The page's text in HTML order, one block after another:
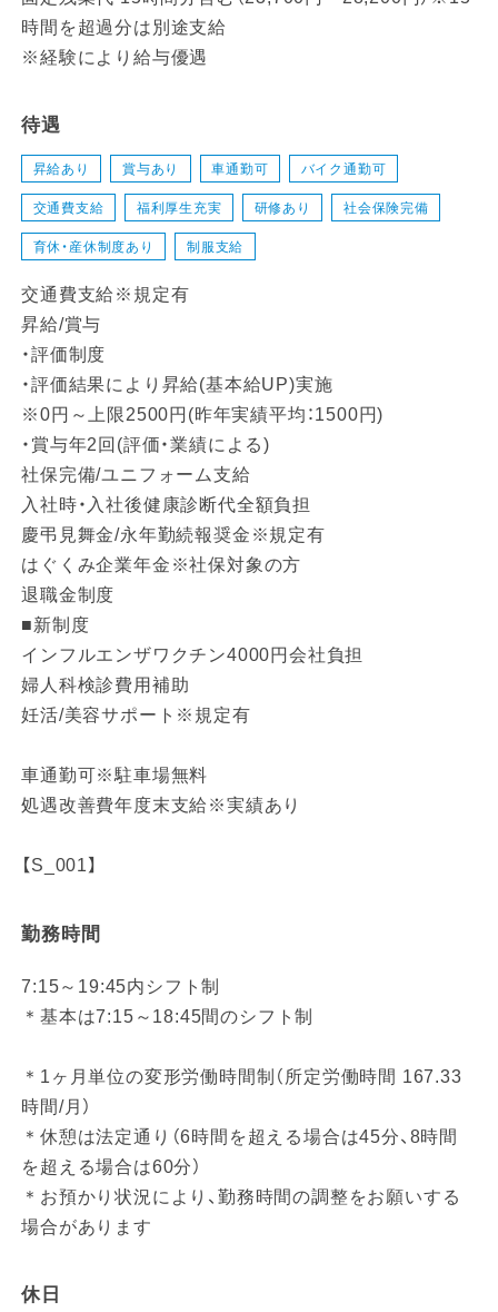
時間を超過分は別途支給
※経験により給与優遇
待遇
昇給あり 賞与あり 車通勤可 バイク通勤可
交通費支給 福利厚生充実 研修あり 社会保険完備
育休・産休制度あり 制服支給
交通費支給※規定有
昇給/賞与
・評価制度
・評価結果により昇給(基本給UP)実施
※0円～上限2500円(昨年実績平均：1500円)
・賞与年2回(評価・業績による)
社保完備/ユニフォーム支給
入社時・入社後健康診断代全額負担
慶弔見舞金/永年勤続報奨金※規定有
はぐくみ企業年金※社保対象の方
退職金制度
■新制度
インフルエンザワクチン4000円会社負担
婦人科検診費用補助
妊活/美容サポート※規定有
車通勤可※駐車場無料
処遇改善費年度末支給※実績あり
【S_001】
勤務時間
7:15～19:45内シフト制
＊基本は7:15～18:45間のシフト制
＊1ヶ月単位の変形労働時間制（所定労働時間 167.33
時間/月）
＊休憩は法定通り（6時間を超える場合は45分、8時間
を超える場合は60分）
＊お預かり状況により、勤務時間の調整をお願いする
場合があります
休日